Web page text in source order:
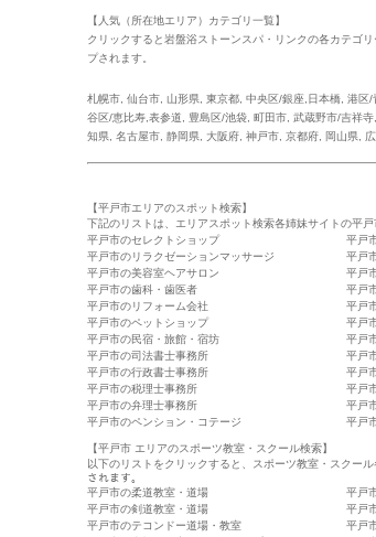
【人気（所在地エリア）カテゴリ一覧】
クリックすると岩盤浴ストーンスパ・リンクの各カテゴ
プされます。
札幌市 仙台市 山形県 東京都 中央区/銀座,日本橋 港区/
谷区/恵比寿,表参道
豊島区/池袋 町田市 武蔵野市/吉祥寺
知県 名古屋市 静岡県 大阪府 神戸市 京都府 岡山県
【平戸市エリアのスポット検索】
下記のリストは、エリアスポット検索各姉妹サイトの平
平戸市のセレクトショップ
平戸
平戸市のリラクゼーションマッサージ
平戸
平戸市の美容室ヘアサロン
平戸
平戸市の歯科・歯医者
平戸
平戸市のリフォーム会社
平戸
平戸市のペットショップ
平戸
平戸市の民宿・旅館・宿坊
平戸
平戸市の司法書士事務所
平戸
平戸市の行政書士事務所
平戸
平戸市の税理士事務所
平戸
平戸市の弁理士事務所
平戸
平戸市のペンション・コテージ
平戸
【平戸市 エリアのスポーツ教室・スクール検索】
以下のリストをクリックすると、スポーツ教室・スクー
されます。
平戸市の柔道教室・道場
平戸
平戸市の剣道教室・道場
平戸
平戸市のテコンドー道場・教室
平戸